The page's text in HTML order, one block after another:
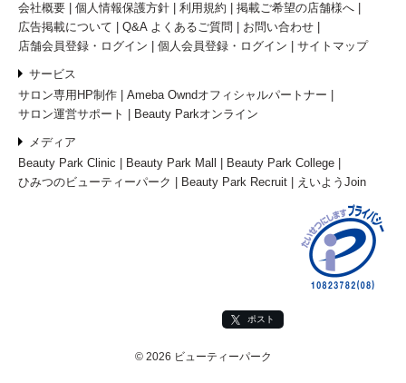
会社概要
個人情報保護方針 利用規約
掲載ご希望の店舗様へ
広告掲載について
Q&A よくあるご質問
お問い合わせ
店舗会員登録・ログイン
個人会員登録・ログイン サイトマップ
サービス
サロン専用HP制作
Ameba Owndオフィシャルパートナー
サロン運営サポート
Beauty Parkオンライン
メディア
Beauty Park Clinic
Beauty Park Mall
Beauty Park College
ひみつのビューティーパーク
Beauty Park Recruit えいようJoin
ポスト
© 2026 ビューティーパーク